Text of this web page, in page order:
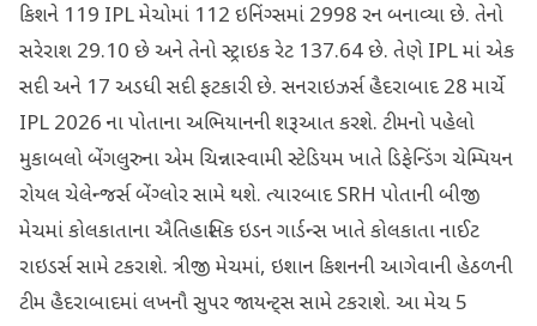
કિશને 119 IPL મેચોમાં 112 ઇનિંગ્સમાં 2998 રન બનાવ્યા છે. તેનો
સરેરાશ 29.10 છે અને તેનો સ્ટ્રાઇક રેટ 137.64 છે. તેણે IPL માં એક
સદી અને 17 અડધી સદી ફટકારી છે. સનરાઇઝર્સ હૈદરાબાદ 28 માર્ચે
IPL 2026 ના પોતાના અભિયાનની શરૂઆત કરશે. ટીમનો પહેલો
મુકાબલો બેંગલુરુના એમ ચિન્નાસ્વામી સ્ટેડિયમ ખાતે ડિફેન્ડિંગ ચેમ્પિયન
રોયલ ચેલેન્જર્સ બેંગ્લોર સામે થશે. ત્યારબાદ SRH પોતાની બીજી
મેચમાં કોલકાતાના ઐતિહાસિક ઇડન ગાર્ડન્સ ખાતે કોલકાતા નાઈટ
રાઇડર્સ સામે ટકરાશે. ત્રીજી મેચમાં, ઇશાન કિશનની આગેવાની હેઠળની
ટીમ હૈદરાબાદમાં લખનૌ સુપર જાયન્ટ્સ સામે ટકરાશે. આ મેચ 5